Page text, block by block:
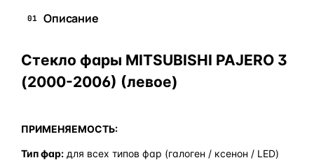
01 Описание
Стекло фары MITSUBISHI PAJERO 3
(2000-2006) (левое)
ПРИМЕНЯЕМОСТЬ:
Тип фар: для всех типов фар (галоген / ксенон / LED)